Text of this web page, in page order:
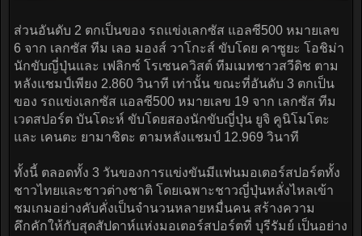
ส่วนอันดับ 2 ตกเป็นของ รถแข่งเลกซัส แอลซี500 หมายเลข
6 จาก เลกซัส ทีม เลอ มองส์ วาโกะส์ ขับโดย คาซูยะ โอชิม่า
นักขับญี่ปุ่นและ เฟลิกซ์ โรเซนควิสต์ ทีมเมทชาวสวีดิช ตาม
หลังแชมป์เพียง 2.860 วินาที เท่านั้น ขณะที่อันดับ 3 ตกเป็น
ของ รถแข่งเลกซัส แอลซี500 หมายเลข 19 จาก เลกซัส ทีม
เวดสปอร์ต บันโดะห์ ขับโดยสองนักขับญี่ปุ่น ยูจิ คูนิโมโตะ
และ เคนตะ ยามาชิตะ ตามหลังแชมป์ 12.969 วินาที
ทั้งนี้ ตลอดทั้ง 3 วันของการแข่งขันมีแฟนมอเตอร์สปอร์ตทั้ง
ชาวไทยและชาวต่างชาติ โดยเฉพาะชาวญี่ปุ่นหลั่งไหลเข้า
ชมเกมอย่างคับคั่งเป็นจำนวนหลายหมื่นคน สร้างความ
คึกคักให้กับสุดสัปดาห์แห่งมอเตอร์สปอร์ตที่ บุรีรัมย์ เป็นอย่าง